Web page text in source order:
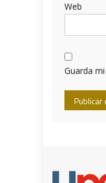
Web
Guarda